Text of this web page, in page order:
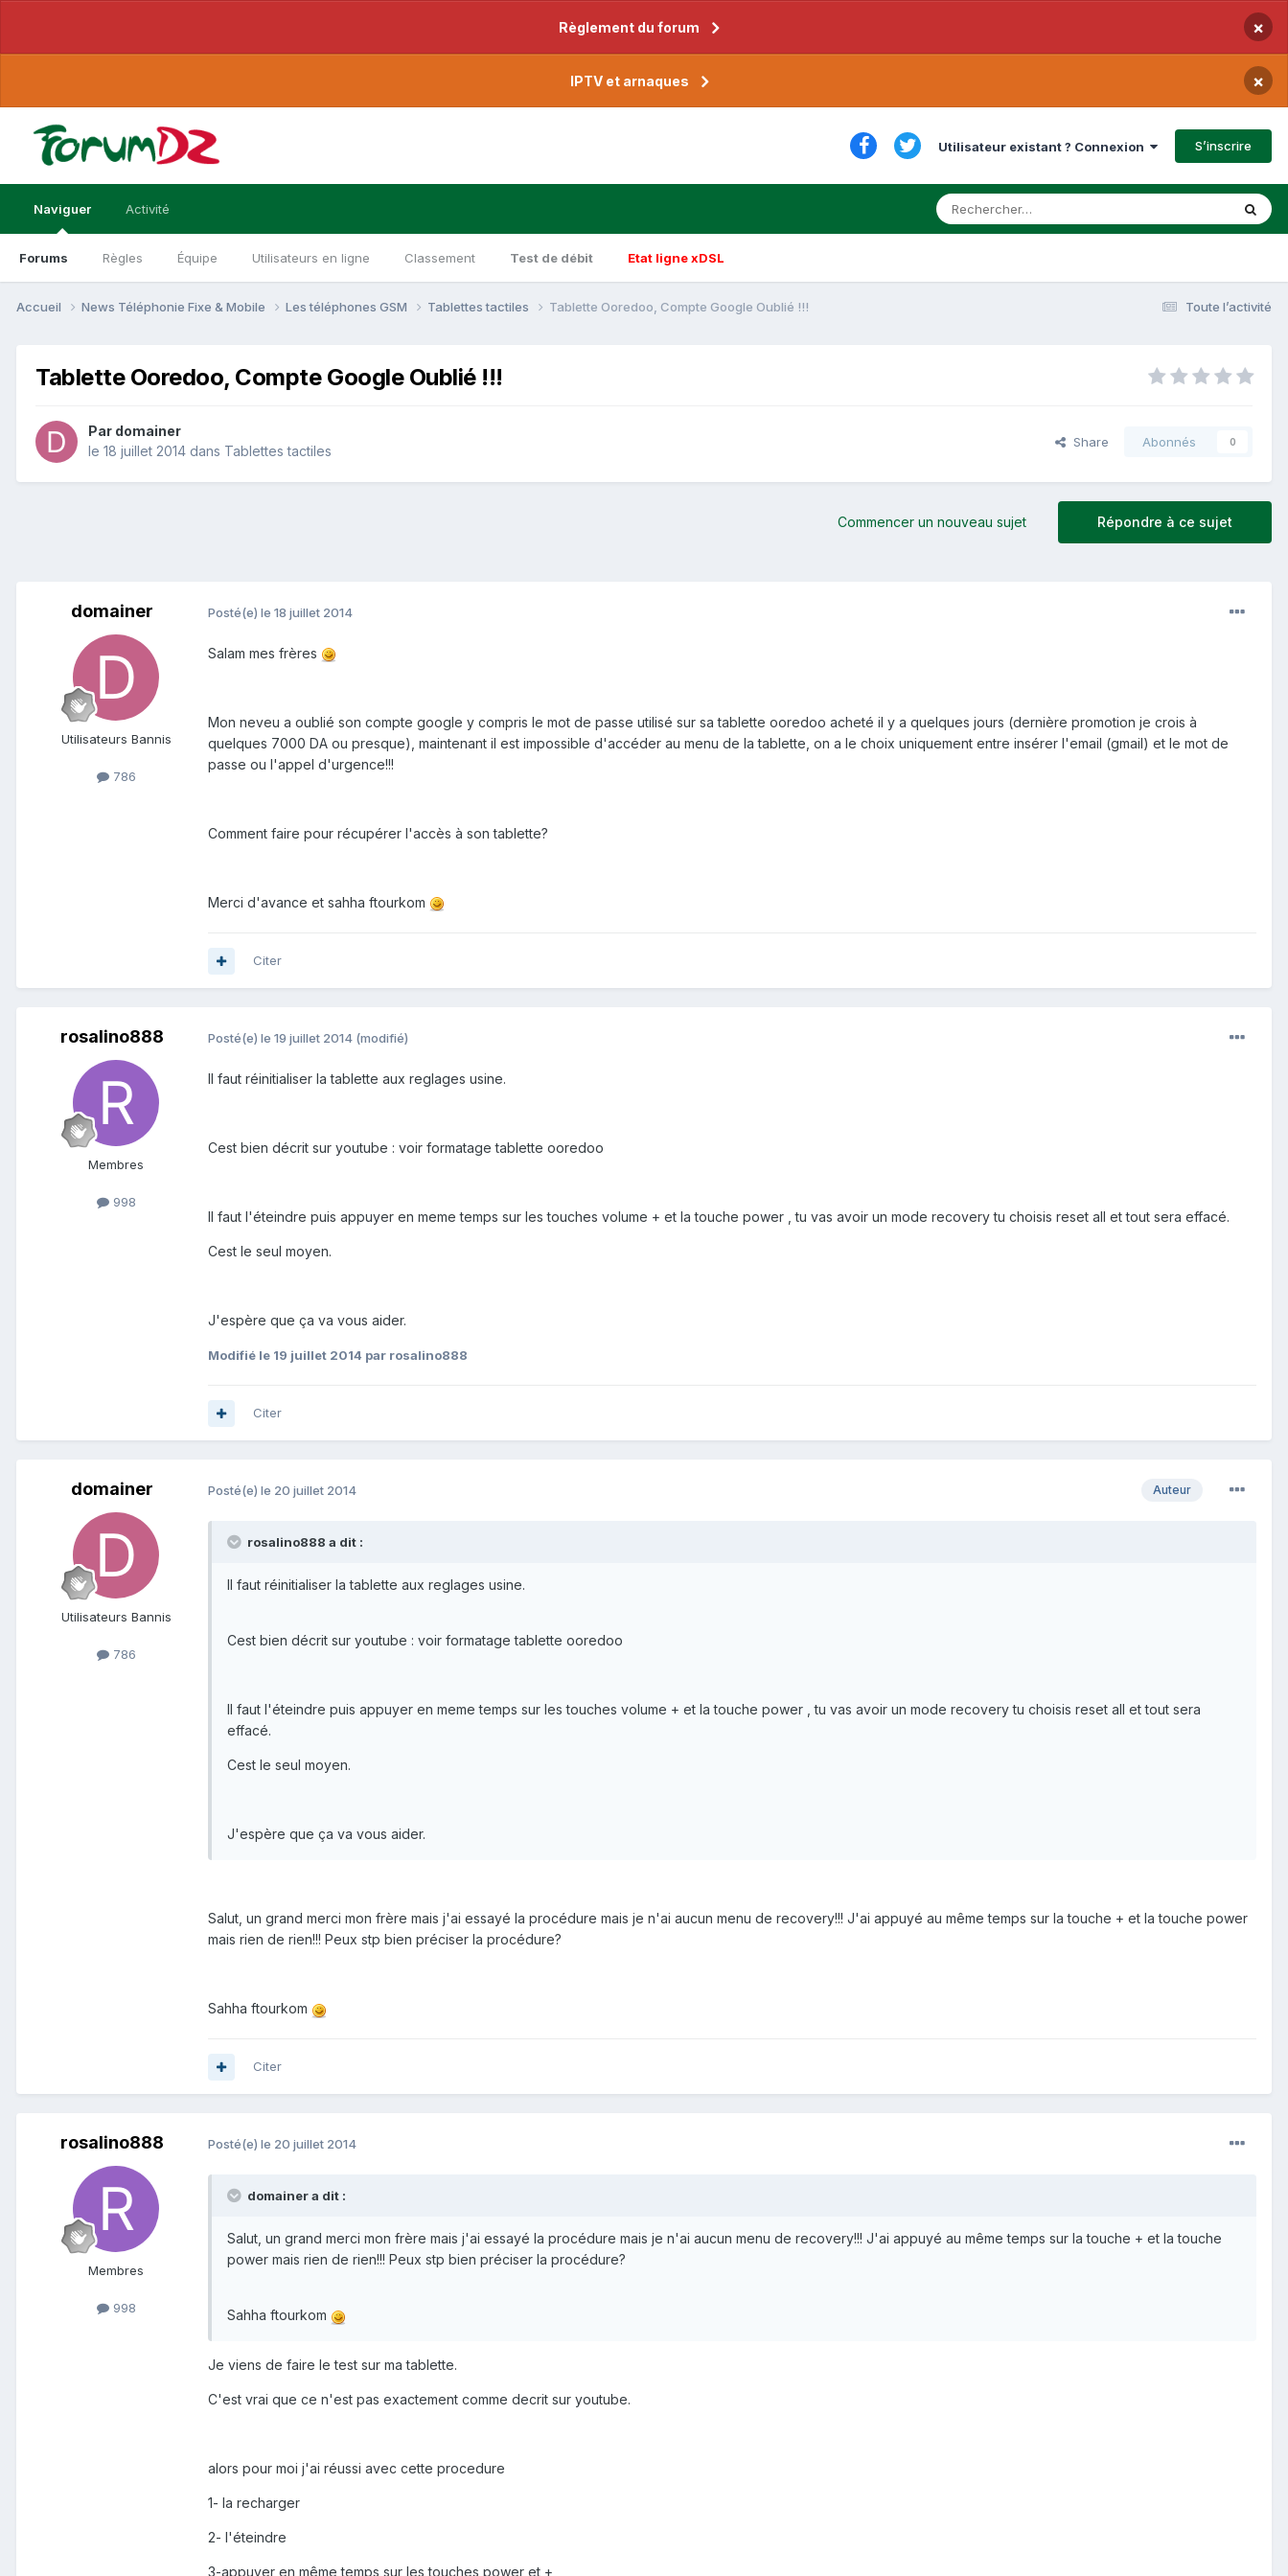
Règlement du forum ×
IPTV et arnaques ×
Utilisateur existant ? Connexion S’inscrire
Naviguer
Forums Règles Équipe Utilisateurs en ligne Classement Test de débit Etat ligne xDSL
Activité
Toute l’activité
Accueil News Téléphonie Fixe & Mobile Les téléphones GSM Tablettes tactiles Tablette Ooredoo, Compte Google Oublié !!!
Tablette Ooredoo, Compte Google Oublié !!!
Par domainer
le 18 juillet 2014 dans Tablettes tactiles
Share Abonnés 0
Répondre à ce sujet
Commencer un nouveau sujet
domainer
Utilisateurs Bannis
786
Posté(e) le 18 juillet 2014
Salam mes frères
Mon neveu a oublié son compte google y compris le mot de passe utilisé sur sa tablette ooredoo acheté il y a quelques jours (dernière promotion je crois à
quelques 7000 DA ou presque), maintenant il est impossible d'accéder au menu de la tablette, on a le choix uniquement entre insérer l'email (gmail) et le mot de
passe ou l'appel d'urgence!!!
Comment faire pour récupérer l'accès à son tablette?
Merci d'avance et sahha ftourkom
Citer
rosalino888
Membres
998
Posté(e) le 19 juillet 2014 (modifié)
Il faut réinitialiser la tablette aux reglages usine.
Cest bien décrit sur youtube : voir formatage tablette ooredoo
Il faut l'éteindre puis appuyer en meme temps sur les touches volume + et la touche power , tu vas avoir un mode recovery tu choisis reset all et tout sera effacé.
Cest le seul moyen.
J'espère que ça va vous aider.
Modifié le 19 juillet 2014 par rosalino888
Citer
domainer
Utilisateurs Bannis
786
Auteur
Posté(e) le 20 juillet 2014
rosalino888 a dit :
Il faut réinitialiser la tablette aux reglages usine.
Cest bien décrit sur youtube : voir formatage tablette ooredoo
Il faut l'éteindre puis appuyer en meme temps sur les touches volume + et la touche power , tu vas avoir un mode recovery tu choisis reset all et tout sera
effacé.
Cest le seul moyen.
J'espère que ça va vous aider.
Salut, un grand merci mon frère mais j'ai essayé la procédure mais je n'ai aucun menu de recovery!!! J'ai appuyé au même temps sur la touche + et la touche power
mais rien de rien!!! Peux stp bien préciser la procédure?
Sahha ftourkom
Citer
rosalino888
Membres
998
Posté(e) le 20 juillet 2014
domainer a dit :
Salut, un grand merci mon frère mais j'ai essayé la procédure mais je n'ai aucun menu de recovery!!! J'ai appuyé au même temps sur la touche + et la touche
power mais rien de rien!!! Peux stp bien préciser la procédure?
Sahha ftourkom
Je viens de faire le test sur ma tablette.
C'est vrai que ce n'est pas exactement comme decrit sur youtube.
alors pour moi j'ai réussi avec cette procedure
1- la recharger
2- l'éteindre
3-appuyer en même temps sur les touches power et +